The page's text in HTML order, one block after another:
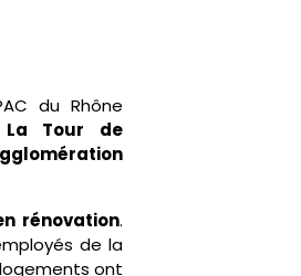
du Rhône
Tour de
rénovation.
de la
ont